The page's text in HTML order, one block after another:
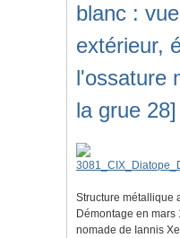
blanc :
extérieur,
l'ossature
la grue 28]
Structure métallique
Démontage en
nomade de Iannis